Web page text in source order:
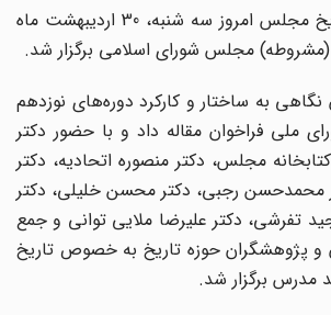
پنجمین همایش تاریخ مجلس امروز سه شنبه، 30 اردیبهشت ماه
مجلس شورای اسلامی برگزار شد.
به ساختار و کارکرد دوره‌های نوزدهم
فراخوان مقاله داد و با حضور دکتر
مجلس، دکتر منصوره اتحادیه، دکتر
محمدحسن رجبی، دکتر محسن خلیلی، دکتر
تفرشی، دکتر علیرضا ملایی توانی و جمع
و پژوهشگران حوزه تاریخ به خصوص تاریخ
مدرس برگزار شد.